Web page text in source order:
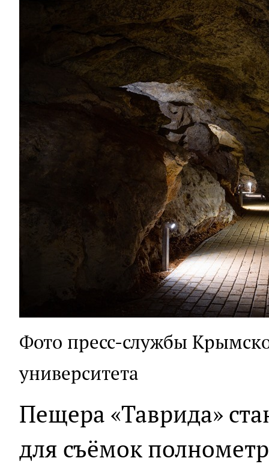
Фото пресс-службы
университета
Пещера «Таврида»
для съёмок